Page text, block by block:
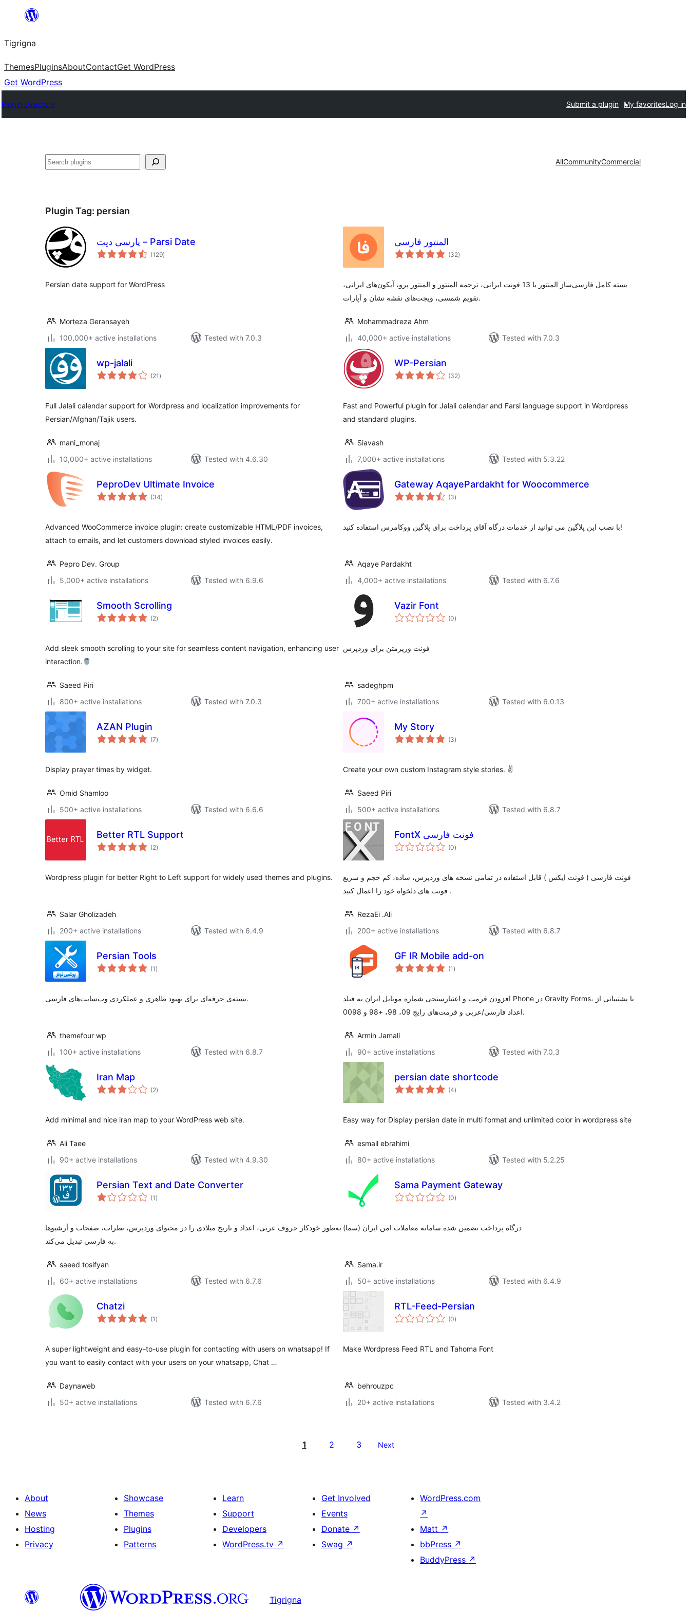
content
Tigrigna
ThemesPluginsAboutContactGet WordPress
Get WordPress
Plugin Directory Submit a plugin My favoritesLog in
ድለ AllCommunityCommercial
Plugin Tag: persian
پارسی دیت – Parsi Date
(129total
ratings
)
Persian date support for WordPress
Morteza Geransayeh
100,000+ active installations
Tested with 7.0.3
المنتور فارسی
(32total
ratings
)
بسته کامل فارسی‌ساز المنتور با 13 فونت ایرانی، ترجمه المنتور و المنتور پرو، آیکون‌های ایرانی،
تقویم شمسی، ویجت‌های نقشه نشان و آپارات.
Mohammadreza Ahm
40,000+ active installations
Tested with 7.0.3
wp-jalali
(21 total
ratings
)
Full Jalali calendar support for Wordpress and localization improvements for
Persian/Afghan/Tajik users.
mani_monaj
10,000+ active installations
Tested with 4.6.30
WP-Persian
(32total
ratings
)
Fast and Powerful plugin for Jalali calendar and Farsi language support in Wordpress
and standard plugins.
Siavash
7,000+ active installations
Tested with 5.3.22
PeproDev Ultimate Invoice
(34total
ratings
)
Advanced WooCommerce invoice plugin: create customizable HTML/PDF invoices,
attach to emails, and let customers download styled invoices easily.
Pepro Dev. Group
5,000+ active installations
Tested with 6.9.6
Gateway AqayePardakht for Woocommerce
(3total
ratings
)
با نصب این پلاگین می توانید از خدمات درگاه آقای پرداخت برای پلاگین ووکامرس استفاده کنید!
Aqaye Pardakht
4,000+ active installations
Tested with 6.7.6
Smooth Scrolling
(2total
ratings
)
Add sleek smooth scrolling to your site for seamless content navigation, enhancing user
interaction.
Saeed Piri
800+ active installations
Tested with 7.0.3
Vazir Font
(0total
ratings
)
فونت وزیرمتن برای وردپرس
sadeghpm
700+ active installations
Tested with 6.0.13
AZAN Plugin
(7total
ratings
)
Display prayer times by widget.
Omid Shamloo
500+ active installations
Tested with 6.6.6
My Story
(3total
ratings
)
Create your own custom Instagram style stories. ✌
Saeed Piri
500+ active installations
Tested with 6.8.7
Better RTL Support
(2total
ratings
)
Wordpress plugin for better Right to Left support for widely used themes and plugins.
Salar Gholizadeh
200+ active installations
Tested with 6.4.9
FontX فونت فارسی
(0total
ratings
)
فونت فارسی ( فونت ایکس ) قابل استفاده در تمامی نسخه های وردپرس، ساده، کم حجم و سریع
فونت های دلخواه خود را اعمال کنید .
RezaEi .Ali
200+ active installations
Tested with 6.8.7
Persian Tools
(1 total
ratings
)
بسته‌ی حرفه‌ای برای بهبود ظاهری و عملکردی وب‌سایت‌های فارسی.
themefour wp
100+ active installations
Tested with 6.8.7
GF IR Mobile add-on
(1 total
ratings
)
افزودن فرمت و اعتبارسنجی شماره موبایل ایران به فیلد Phone در Gravity Forms، با پشتیبانی از
اعداد فارسی/عربی و فرمت‌های رایج 09، 98، +98 و 0098.
Armin Jamali
90+ active installations
Tested with 7.0.3
Iran Map
(2total
ratings
)
Add minimal and nice iran map to your WordPress web site.
Ali Taee
90+ active installations
Tested with 4.9.30
persian date shortcode
(4total
ratings
)
Easy way for Display persian date in multi format and unlimited color in wordpress site
esmail ebrahimi
80+ active installations
Tested with 5.2.25
Persian Text and Date Converter
(1 total
ratings
)
به‌طور خودکار حروف عربی، اعداد و تاریخ میلادی را در محتوای وردپرس، نظرات، صفحات و آرشیوها
به فارسی تبدیل می‌کند.
saeed tosifyan
60+ active installations
Tested with 6.7.6
Sama Payment Gateway
(0total
ratings
)
درگاه پرداخت تضمین شده سامانه معاملات امن ایران (سما)
Sama.ir
50+ active installations
Tested with 6.4.9
Chatzi
(1 total
ratings
)
A super lightweight and easy-to-use plugin for contacting with users on whatsapp! If
you want to easily contact with your users on your whatsapp, Chat …
Daynaweb
50+ active installations
Tested with 6.7.6
RTL-Feed-Persian
(0total
ratings
)
Make Wordpress Feed RTL and Tahoma Font
behrouzpc
20+ active installations
Tested with 3.4.2
1 2 3 Next
About
News
Hosting
Privacy
Showcase
Themes
Plugins
Patterns
Learn
Support
Developers
WordPress.tv ↗
Get Involved
Events
Donate ↗
Swag ↗
WordPress.com
↗
Matt ↗
bbPress ↗
BuddyPress ↗
Tigrigna